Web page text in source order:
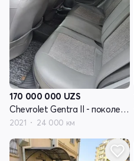
170 000 000 UZS
Chevrolet Gentra II - поколение
2021 24 000 км